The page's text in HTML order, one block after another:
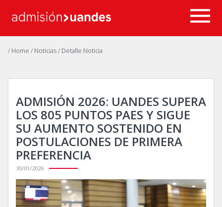
/ Home / Noticias/ Detalle Noticia
ADMISIÓN 2026: UANDES SUPERA
LOS 805 PUNTOS PAES Y SIGUE
SU AUMENTO SOSTENIDO EN
POSTULACIONES DE PRIMERA
PREFERENCIA
30/01/2026